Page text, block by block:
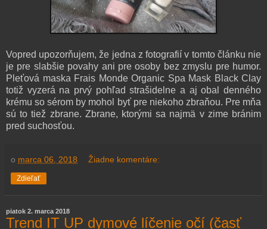
Vopred upozorňujem, že jedna z fotografií v tomto článku nie
je pre slabšie povahy ani pre osoby bez zmyslu pre humor.
Pleťová maska Frais Monde Organic Spa Mask Black Clay
totiž vyzerá na prvý pohľad strašidelne a aj obal denného
krému so sérom by mohol byť pre niekoho zbraňou. Pre mňa
sú to tiež zbrane. Zbrane, ktorými sa najmä v zime bránim
pred suchosťou.
o marca 06, 2018 Žiadne komentáre:
Zdieľať
piatok 2. marca 2018
Trend IT UP dymové líčenie očí (časť